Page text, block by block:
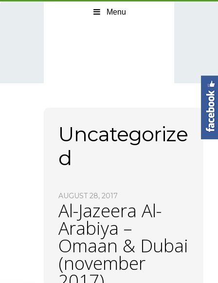
Menu
Uncategorize
d
AUGUST 28, 2017
Al-Jazeera Al-
Arabiya –
Omaan & Dubai
(november